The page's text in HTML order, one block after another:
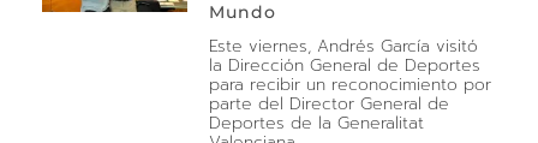
Mundo
Este viernes, Andrés García visitó
la Dirección General de Deportes
para recibir un reconocimiento por
parte del Director General de
Deportes de la Generalitat